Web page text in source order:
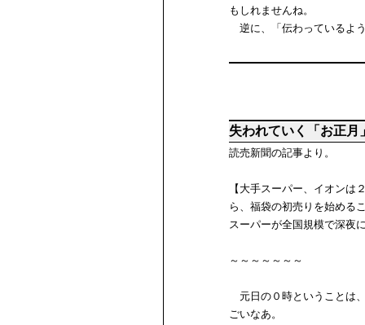
もしれませんね。
逆に、「伝わっているよ
失われていく「お正月
読売新聞の記事より。
【大手スーパー、イオン
ら、福袋の初売りを始める
スーパーが全国規模で深夜
～～～～～～～
元日の０時ということは
ごいなあ。